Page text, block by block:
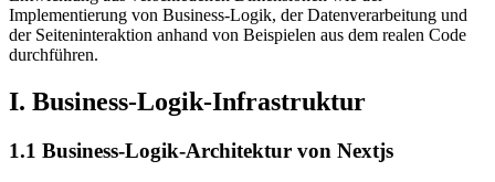
Implementierung von Business-Logik, der Datenverarbeitung und
der Seiteninteraktion anhand von Beispielen aus dem realen Code
durchführen.
I. Business-Logik-Infrastruktur
1.1 Business-Logik-Architektur von Nextjs